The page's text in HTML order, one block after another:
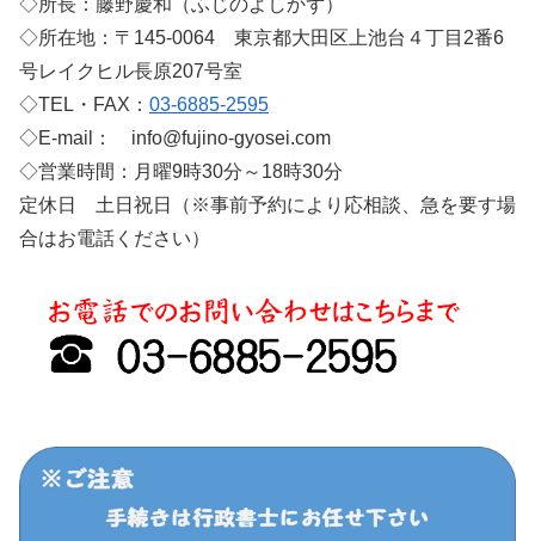
◇所長：藤野慶和（ふじのよしかず）
◇所在地：〒145-0064 東京都大田区上池台４丁目2番6
号レイクヒル長原207号室
◇TEL・FAX： 03-6885-2595
◇E-mail： info@fujino-gyosei.com
◇営業時間：月曜9時30分～18時30分
定休日 土日祝日（※事前予約により応相談、急を要す場
合はお電話ください）